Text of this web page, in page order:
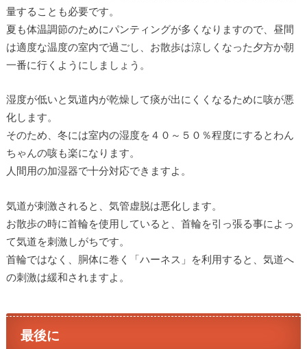
量することも必要です。
夏も体温調節のためにパンティングが多くなりますので、昼間
は適度な温度の室内で過ごし、お散歩は涼しくなった夕方か朝
一番に行くようにしましょう。
湿度が低いと気道内が乾燥して痰が出にくくなるために咳が悪
化します。
そのため、冬には室内の湿度を４０～５０％程度にするとわん
ちゃんの咳も楽になります。
人間用の加湿器で十分対応できますよ。
気道が刺激されると、気管虚脱は悪化します。
お散歩の時に首輪を使用していると、首輪を引っ張る事によっ
て気道を刺激しがちです。
首輪ではなく、胴体に巻く「ハーネス」を利用すると、気道へ
の刺激は緩和されますよ。
最後に